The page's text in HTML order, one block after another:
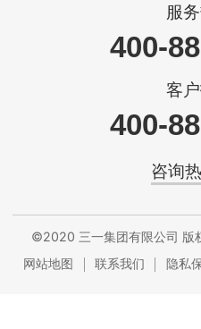
服
400-
客
400-
咨询
©2020 三一集团有限公司 版
网站地图
联系我们 隐私